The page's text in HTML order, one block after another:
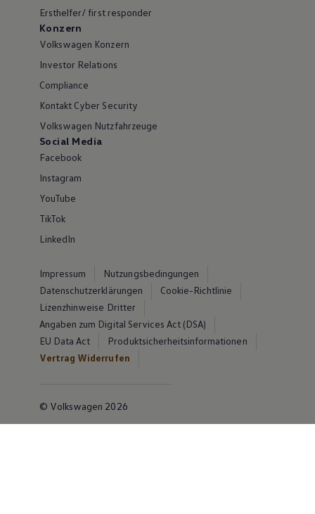
Ersthelfer/ first responder
Konzern
Volkswagen Konzern
Investor Relations
Compliance
Kontakt Cyber Security
Volkswagen Nutzfahrzeuge
Social Media
Facebook
Instagram
YouTube
TikTok
LinkedIn
Impressum
Nutzungsbedingungen
Datenschutzerklärungen
Cookie-Richtlinie
Lizenzhinweise Dritter
Angaben zum Digital Services Act (DSA)
EU Data Act
Produktsicherheitsinformationen
Vertrag Widerrufen
© Volkswagen 2026